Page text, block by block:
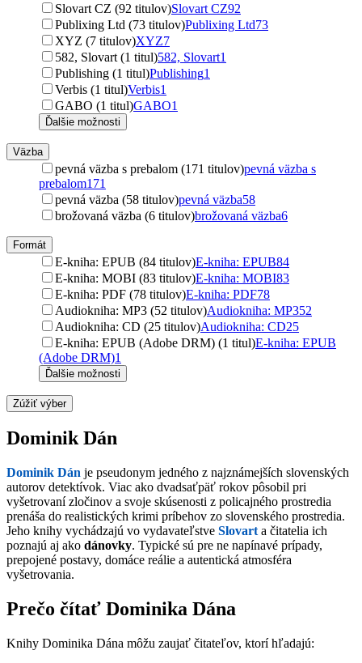
Slovart CZ (92 titulov)Slovart CZ92
Publixing Ltd (73 titulov)Publixing Ltd73
XYZ (7 titulov)XYZ7
582, Slovart (1 titul)582, Slovart1
Publishing (1 titul)Publishing1
Verbis (1 titul)Verbis1
GABO (1 titul)GABO1
Ďalšie možnosti
Väzba
pevná väzba s prebalom (171 titulov)pevná väzba s
prebalom171
pevná väzba (58 titulov)pevná väzba58
brožovaná väzba (6 titulov)brožovaná väzba6
Formát
E-kniha: EPUB (84 titulov)E-kniha: EPUB84
E-kniha: MOBI (83 titulov)E-kniha: MOBI83
E-kniha: PDF (78 titulov)E-kniha: PDF78
Audiokniha: MP3 (52 titulov)Audiokniha: MP352
Audiokniha: CD (25 titulov)Audiokniha: CD25
E-kniha: EPUB (Adobe DRM) (1 titul)E-kniha: EPUB
(Adobe DRM)1
Ďalšie možnosti
Zúžiť výber
Dominik Dán
Dominik Dán je pseudonym jedného z najznámejších slovenských
autorov detektívok. Viac ako dvadsaťpäť rokov pôsobil pri
vyšetrovaní zločinov a svoje skúsenosti z policajného prostredia
prenáša do realistických krimi príbehov zo slovenského prostredia.
Jeho knihy vychádzajú vo vydavateľstve Slovart a čitatelia ich
poznajú aj ako dánovky. Typické sú pre ne napínavé prípady,
prepojené postavy, domáce reálie a autentická atmosféra
vyšetrovania.
Prečo čítať Dominika Dána
Knihy Dominika Dána môžu zaujať čitateľov, ktorí hľadajú: